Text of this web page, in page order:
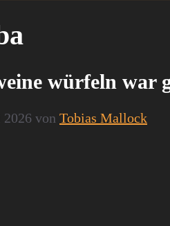
würfeln war
2026 von Tobias Mallock